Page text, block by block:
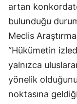
artan
bulunduğu
Meclis
“Hükümetin
yalnızca
yönelik
noktasına